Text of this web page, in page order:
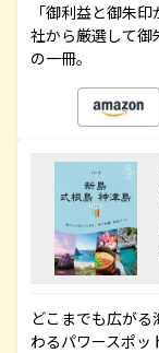
「御利益と御朱
社から厳選して御
の一冊。
どこまでも広が
わるパワースポッ